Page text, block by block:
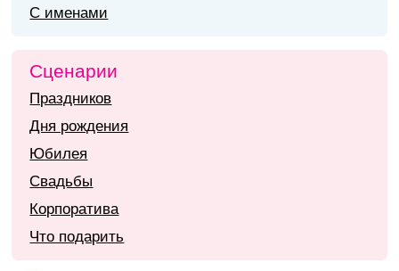
С именами
Сценарии
Праздников
Дня рождения
Юбилея
Свадьбы
Корпоратива
Что подарить